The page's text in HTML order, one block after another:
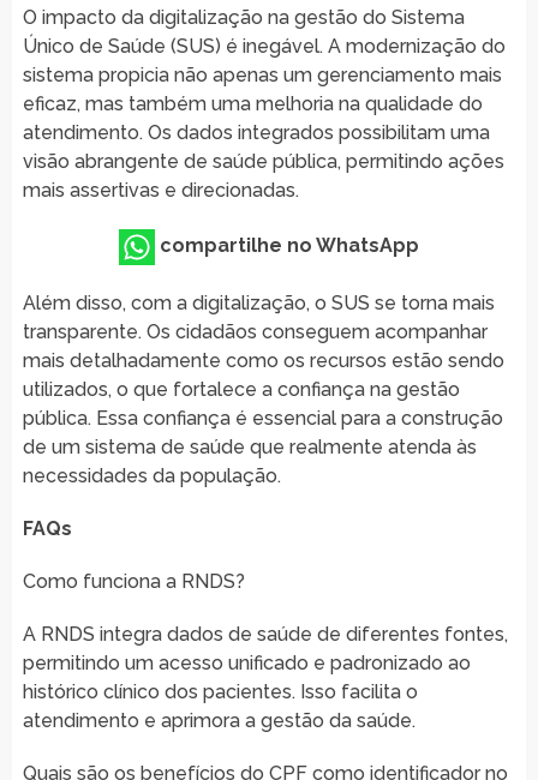
O impacto da digitalização na gestão do Sistema
Único de Saúde (SUS) é inegável. A modernização do
sistema propicia não apenas um gerenciamento mais
eficaz, mas também uma melhoria na qualidade do
atendimento. Os dados integrados possibilitam uma
visão abrangente de saúde pública, permitindo ações
mais assertivas e direcionadas.
compartilhe no WhatsApp
Além disso, com a digitalização, o SUS se torna mais
transparente. Os cidadãos conseguem acompanhar
mais detalhadamente como os recursos estão sendo
utilizados, o que fortalece a confiança na gestão
pública. Essa confiança é essencial para a construção
de um sistema de saúde que realmente atenda às
necessidades da população.
FAQs
Como funciona a RNDS?
A RNDS integra dados de saúde de diferentes fontes,
permitindo um acesso unificado e padronizado ao
histórico clínico dos pacientes. Isso facilita o
atendimento e aprimora a gestão da saúde.
Quais são os benefícios do CPF como identificador no